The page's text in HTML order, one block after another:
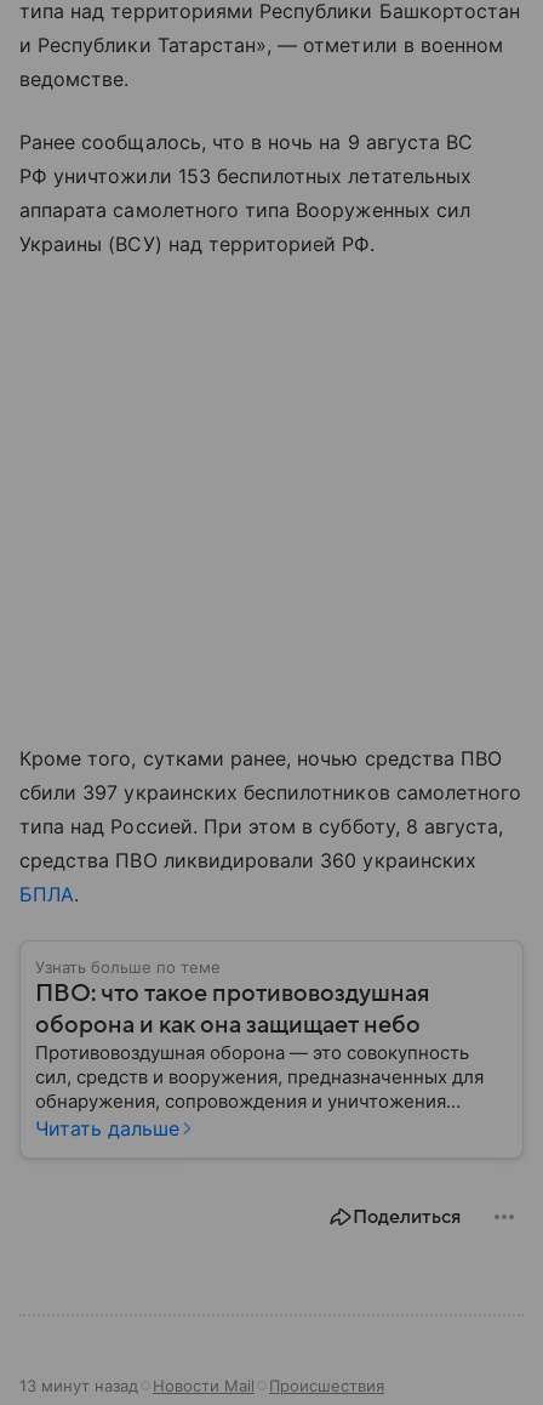
типа над территориями Республики Башкортостан
и Республики Татарстан», — отметили в военном
ведомстве.
Ранее сообщалось, что в ночь на 9 августа ВС
РФ уничтожили 153 беспилотных летательных
аппарата самолетного типа Вооруженных сил
Украины (ВСУ) над территорией РФ.
Кроме того, сутками ранее, ночью средства ПВО
сбили 397 украинских беспилотников самолетного
типа над Россией. При этом в субботу, 8 августа,
средства ПВО ликвидировали 360 украинских
БПЛА.
Узнать больше по теме
ПВО: что такое противовоздушная
оборона и как она защищает небо
Противовоздушная оборона — это совокупность
сил, средств и вооружения, предназначенных для
обнаружения, сопровождения и уничтожения
средств воздушного нападения. Современные
Читать дальше
Поделиться
13 минут назад Новости Mail Происшествия